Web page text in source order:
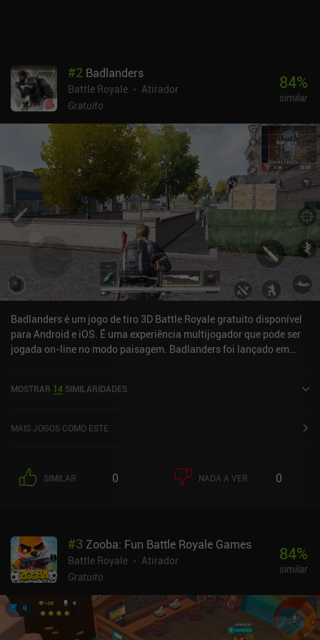
#2 Badlanders
Battle Royale
Atirador
Gratuito
84%
similar
Badlanders é um jogo de tiro 3D Battle Royale gratuito disponível
para Android e iOS. É uma experiência multijogador que pode ser
jogada on-line no modo paisagem. Badlanders foi lançado em
MOSTRAR 14 SIMILARIDADES
MAIS JOGOS COMO ESTE
SIMILAR 0 NADA A VER 0
#3 Zooba: Fun Battle Royale Games
Battle Royale
Atirador
Gratuito
84%
similar